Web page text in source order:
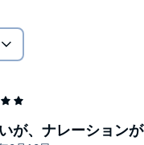
が、ナレーションが